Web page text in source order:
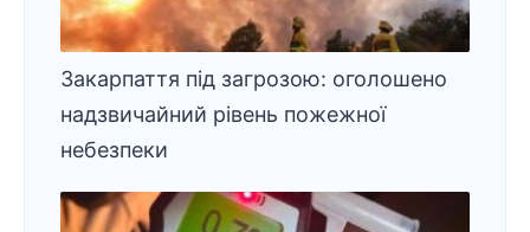
Закарпаття під загрозою: оголошено
надзвичайний рівень пожежної
небезпеки